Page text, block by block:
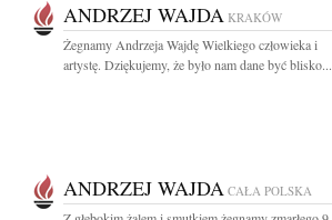
ANDRZEJ WAJDA KRAKÓW
Żegnamy Andrzeja Wajdę Wielkiego człowieka i
artystę. Dziękujemy, że było nam dane być blisko...
ANDRZEJ WAJDA CAŁA POLSKA